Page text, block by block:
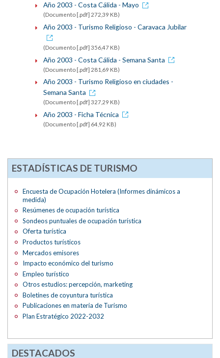
Año 2003 - Costa Cálida - Mayo
(Documento [.pdf] 272,39 KB)
Año 2003 - Turismo Religioso - Caravaca Jubilar
(Documento [.pdf] 356,47 KB)
Año 2003 - Costa Cálida - Semana Santa
(Documento [.pdf] 281,69 KB)
Año 2003 - Turismo Religioso en ciudades -
Semana Santa
(Documento [.pdf] 327,29 KB)
Año 2003 - Ficha Técnica
(Documento [.pdf] 64,92 KB)
ESTADÍSTICAS DE TURISMO
Encuesta de Ocupación Hotelera (Informes dinámicos a
medida)
Resúmenes de ocupación turística
Sondeos puntuales de ocupación turística
Oferta turística
Productos turísticos
Mercados emisores
Impacto económico del turismo
Empleo turístico
Otros estudios: percepción, marketing
Boletines de coyuntura turística
Publicaciones en materia de Turismo
Plan Estratégico 2022-2032
DESTACADOS